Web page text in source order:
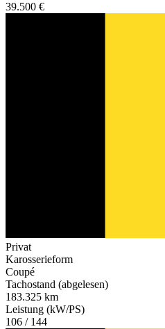
39.500 €
Privat
Karosserieform
Coupé
Tachostand (abgelesen)
183.325 km
Leistung (kW/PS)
106 / 144